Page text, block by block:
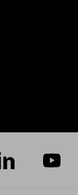
sur LinkedInsur